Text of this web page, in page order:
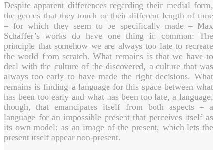
Despite apparent differences regarding their medial form,
the genres that they touch or their different length of time
– for which they seem to be specifically made – Max
Schaffer’s works do have one thing in common: The
principle that somehow we are always too late to recreate
the world from scratch. What remains is that we have to
deal with the culture of the discovered, a culture that was
always too early to have made the right decisions. What
remains is finding a language for this space between what
has been too early and what has been too late, a language,
though, that emancipates itself from both aspects – a
language for an impossible present that perceives itself as
its own model: as an image of the present, which lets the
present itself appear non-present.